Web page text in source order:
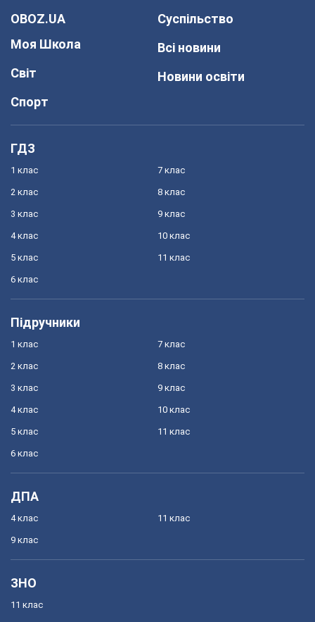
OBOZ.UA
Моя Школа
Світ
Спорт
Суспільство
Всі новини
Новини освіти
ГДЗ
1 клас
2 клас
3 клас
4 клас
5 клас
6 клас
7 клас
8 клас
9 клас
10 клас
11 клас
Підручники
1 клас
2 клас
3 клас
4 клас
5 клас
6 клас
7 клас
8 клас
9 клас
10 клас
11 клас
ДПА
4 клас
9 клас
11 клас
ЗНО
11 клас